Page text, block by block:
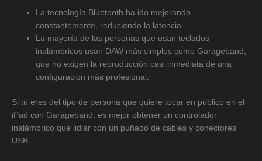
La tecnología Bluetooth ha ido mejorando
constantemente, reduciendo la latencia.
La mayoría de las personas que usan teclados
inalámbricos usan DAW más simples como Garageband,
que no exigen la reproducción casi inmediata de una
configuración más profesional.
Si tú eres del tipo de persona que quiere tocar en público en el
iPad con Garageband, es mejor obtener un controlador
inalámbrico que lidiar con un puñado de cables y conectores
USB.